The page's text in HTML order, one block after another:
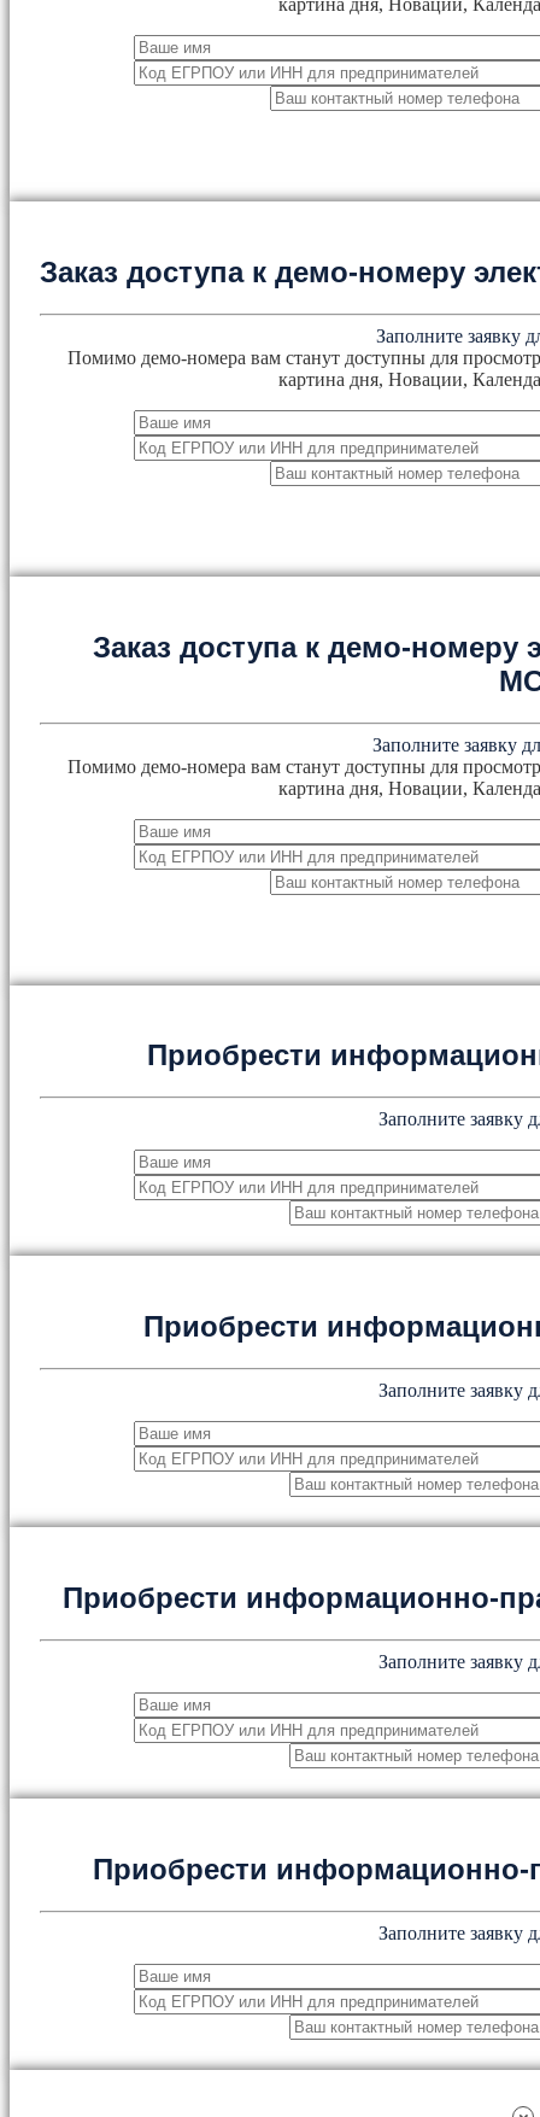
картина дня, Новации,
Заказ доступа к демо-номеру
Заполните заявку
Помимо демо-номера вам станут доступны для
картина дня, Новации,
Заказ доступа к демо-номеру
Заполните заявку
Помимо демо-номера вам станут доступны для
картина дня, Новации,
Приобрести
Заполните заявку
Приобрести
Заполните заявку
Приобрести информационно-
Заполните заявку
Приобрести
Заполните заявку